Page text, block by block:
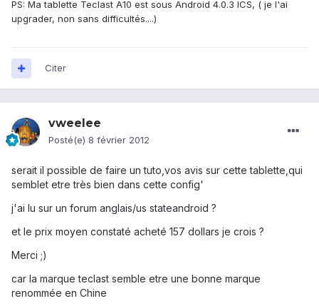
PS: Ma tablette Teclast A10 est sous Android 4.0.3 ICS, ( je l'ai
upgrader, non sans difficultés....)
Citer
vweelee
Posté(e) 8 février 2012
serait il possible de faire un tuto,vos avis sur cette tablette,qui
semblet etre très bien dans cette config'
j'ai lu sur un forum anglais/us stateandroid ?
et le prix moyen constaté acheté 157 dollars je crois ?
Merci ;)
car la marque teclast semble etre une bonne marque
renommée en Chine